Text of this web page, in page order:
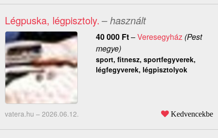
Légpuska, légpisztoly. – használt
40 000 Ft–Veresegyház(Pest
megye)
sport, fitnesz, sportfegyverek,
légfegyverek, légpisztolyok
vatera.hu – 2026.06.12. Kedvencekbe